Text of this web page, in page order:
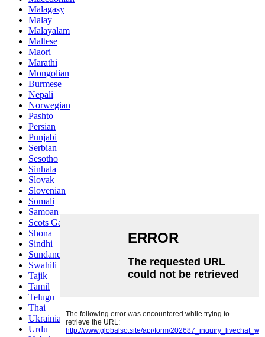
Malagasy
Malay
Malayalam
Maltese
Maori
Marathi
Mongolian
Burmese
Nepali
Norwegian
Pashto
Persian
Punjabi
Serbian
Sesotho
Sinhala
Slovak
Slovenian
Somali
Samoan
Scots Gaelic
Shona
Sindhi
Sundanese
Swahili
Tajik
Tamil
Telugu
Thai
Ukrainian
Urdu